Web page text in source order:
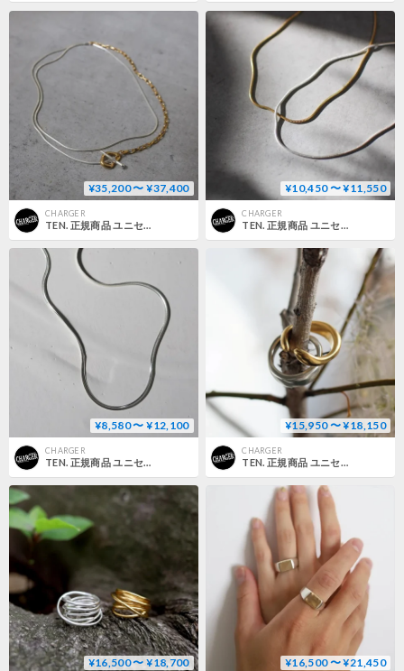
¥35,200 〜 ¥37,400
CHARGER
¥10,450 〜 ¥11,550
CHARGER
¥8,580 〜 ¥12,100
CHARGER
TEN. 正規商品 ユニセックス アクセサリー テン スネーク チョーカー シルバー/ゴールド【即日発送】(ne-0005)(neg-0005)
¥15,950 〜 ¥18,150
CHARGER
TEN. 正規商品 ユニセックス アクセサリー テン ワープ リング シルバー/ゴールド【即日発送】(rg-0132)(rgg-0132)
¥16,500 〜 ¥18,700 ¥16,500 〜 ¥21,450